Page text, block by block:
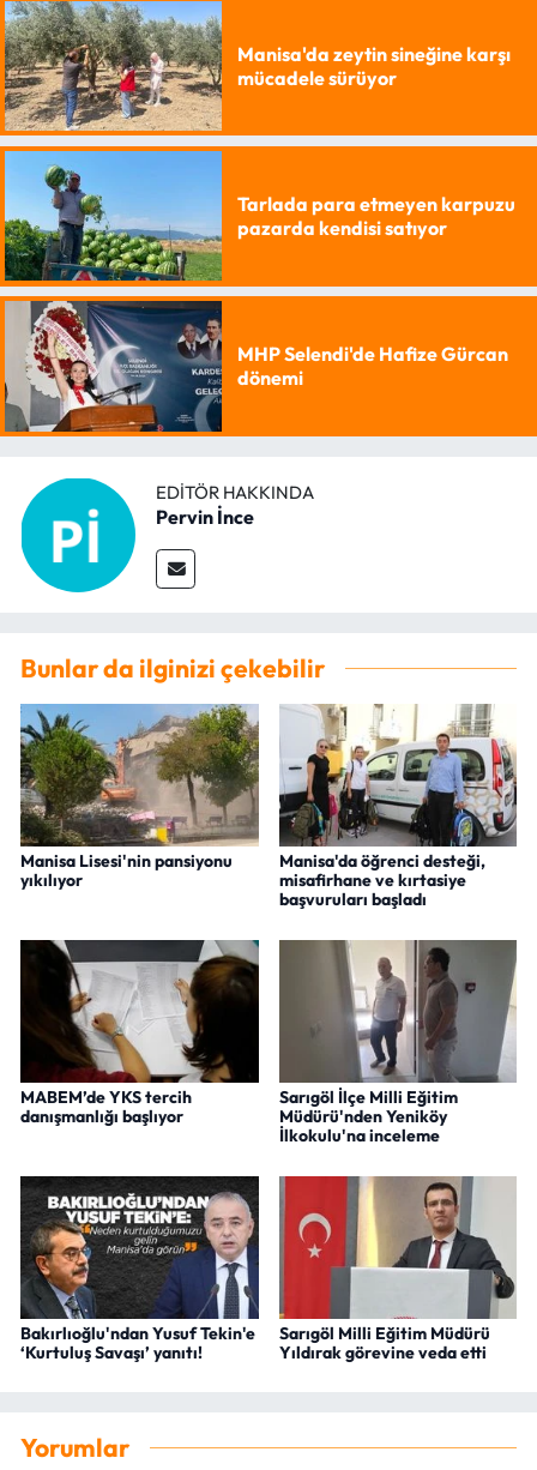
Manisa'da zeytin sineğine karşı
mücadele sürüyor
Tarlada para etmeyen karpuzu
pazarda kendisi satıyor
MHP Selendi'de Hafize Gürcan
dönemi
EDITÖR HAKKINDA
Pervin İnce
Bunlar da ilginizi çekebilir
Manisa Lisesi'nin pansiyonu
yıkılıyor
Manisa'da öğrenci desteği,
misafirhane ve kırtasiye
başvuruları başladı
MABEM’de YKS tercih
danışmanlığı başlıyor
Sarıgöl İlçe Milli Eğitim
Müdürü'nden Yeniköy
İlkokulu'na inceleme
Bakırlıoğlu'ndan Yusuf Tekin'e
‘Kurtuluş Savaşı’ yanıtı!
Sarıgöl Milli Eğitim Müdürü
Yıldırak görevine veda etti
Yorumlar